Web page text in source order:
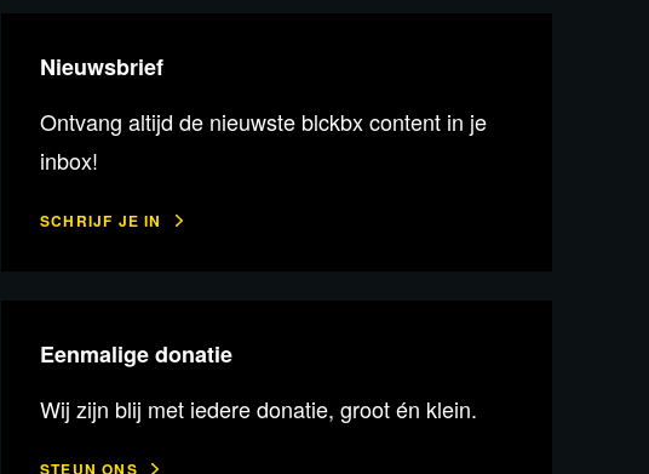
Nieuwsbrief
Ontvang altijd de nieuwste blckbx content in je
inbox!
SCHRIJF JE IN
Eenmalige donatie
Wij zijn blij met iedere donatie, groot én klein.
STEUN ONS